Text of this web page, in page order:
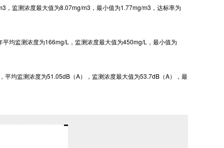
监测浓度最大值为8.07mg/m3，最小值为1.77mg/m3，达标率为
均监测浓度为166mg/L，监测浓度最大值为450mg/L，最小值为
均监测浓度为51.05dB（A），监测浓度最大值为53.7dB（A），最